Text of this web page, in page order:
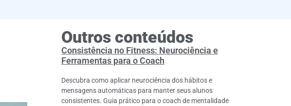
Outros conteúdos
Consistência no Fitness: Neurociência e
Ferramentas para o Coach
Descubra como aplicar neurociência dos hábitos e
mensagens automáticas para manter seus alunos
consistentes. Guia prático para o coach de mentalidade